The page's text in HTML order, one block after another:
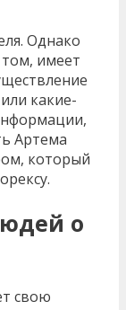
Однако
том, имеет
какие-
Артема
который
о
свою